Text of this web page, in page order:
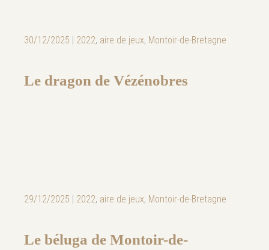
30/12/2025 | 2022, aire de jeux, Montoir-de-Bretagne
Le dragon de Vézénobres
29/12/2025 | 2022, aire de jeux, Montoir-de-Bretagne
Le béluga de Montoir-de-